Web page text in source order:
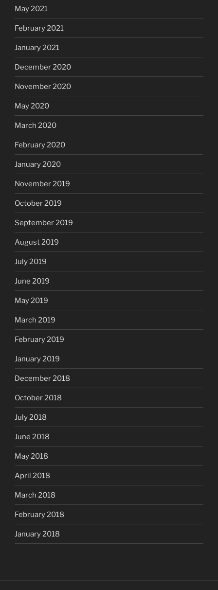
May 2021
February 2021
January 2021
December 2020
November 2020
May 2020
March 2020
February 2020
January 2020
November 2019
October 2019
September 2019
August 2019
July 2019
June 2019
May 2019
March 2019
February 2019
January 2019
December 2018
October 2018
July 2018
June 2018
May 2018
April 2018
March 2018
February 2018
January 2018